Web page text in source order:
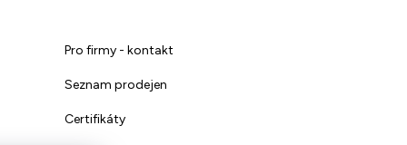
Pro firmy - kontakt
Seznam prodejen
Certifikáty